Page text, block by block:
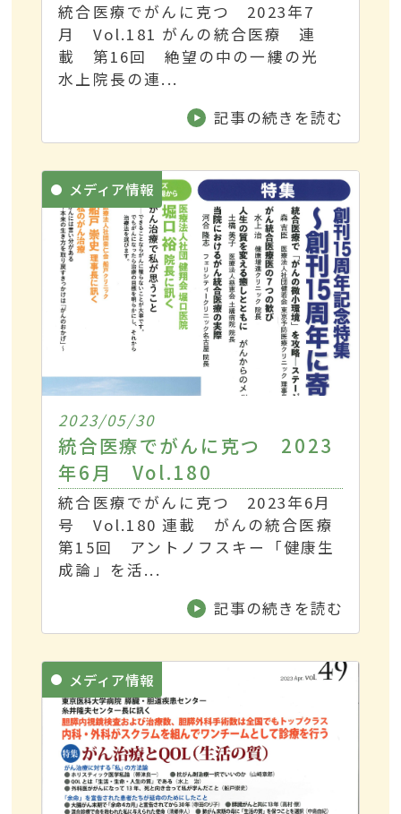
統合医療でがんに克つ 2023年7
月 Vol.181 がんの統合医療 連
載 第16回 絶望の中の一縷の光
水上院長の連...
記事の続きを読む
メディア情報
2023/05/30
統合医療でがんに克つ 2023
年6月 Vol.180
統合医療でがんに克つ 2023年6月
号 Vol.180 連載 がんの統合医療
第15回 アントノフスキー「健康生
成論」を活...
記事の続きを読む
メディア情報